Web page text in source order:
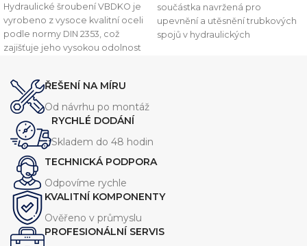
Hydraulické šroubení VBDKO je
vyrobeno z vysoce kvalitní oceli
podle normy DIN 2353, což
zajišťuje jeho vysokou odolnost
navrženo pro připojení
hydraulických hadic, trubek a
potrubí a zajišťuje spolehlivé a
těsné spojení.
součástka navržená pro
upevnění a utěsnění trubkových
spojů v hydraulických
ŘEŠENÍ NA MÍRU
Od návrhu po montáž
RYCHLÉ DODÁNÍ
Skladem do 48 hodin
TECHNICKÁ PODPORA
Odpovíme rychle
KVALITNÍ KOMPONENTY
Ověřeno v průmyslu
PROFESIONÁLNÍ SERVIS